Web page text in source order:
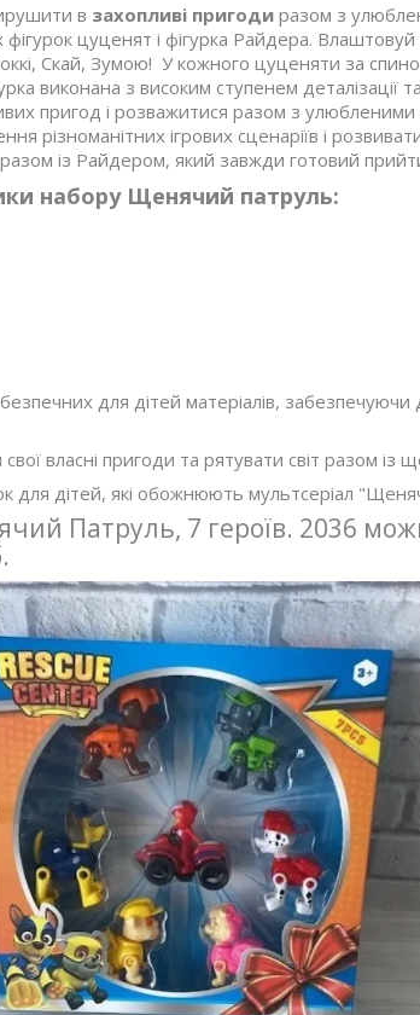
в захопливі пригоди разом з
цуценят і фігурка Райдера.
Скай, Зумою! У кожного цуценяти за
виконана з високим ступенем
пригод і розважитися разом з
різноманітних ігрових сценаріїв і
із Райдером, який завжди готовий
набору Щенячий патруль:
для дітей матеріалів, забезпечуючи
власні пригоди та рятувати світ разом із
для дітей, які обожнюють мультсеріал
Патруль, 7 героїв. 2036